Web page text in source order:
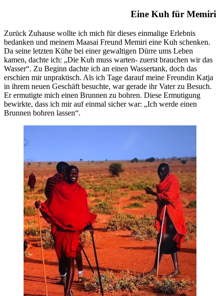
Eine Kuh für Memiri
Zurück Zuhause wollte ich mich für dieses einmalige Erlebnis
bedanken und meinem Maasai Freund Memiri eine Kuh schenken.
Da seine letzten Kühe bei einer gewaltigen Dürre ums Leben
kamen, dachte ich: „Die Kuh muss warten- zuerst brauchen wir das
Wasser“. Zu Beginn dachte ich an einen Wassertank, doch das
erschien mir unpraktisch. Als ich Tage darauf meine Freundin Katja
in ihrem neuen Geschäft besuchte, war gerade ihr Vater zu Besuch.
Er ermutigte mich einen Brunnen zu bohren. Diese Ermutigung
bewirkte, dass ich mir auf einmal sicher war: „Ich werde einen
Brunnen bohren lassen“.